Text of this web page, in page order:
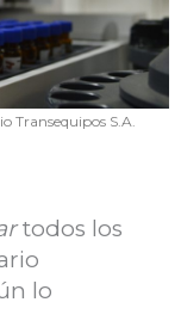
Transequipos S.A.
todos los
lo